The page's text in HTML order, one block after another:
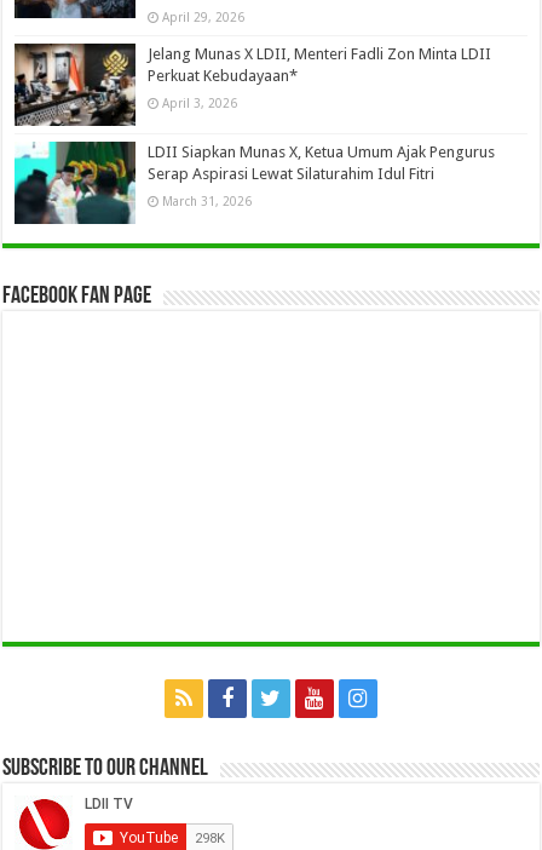
April 29, 2026
Jelang Munas X LDII, Menteri Fadli Zon Minta LDII
Perkuat Kebudayaan*
April 3, 2026
LDII Siapkan Munas X, Ketua Umum Ajak Pengurus
Serap Aspirasi Lewat Silaturahim Idul Fitri
March 31, 2026
Facebook Fan Page
Subscribe to our Channel